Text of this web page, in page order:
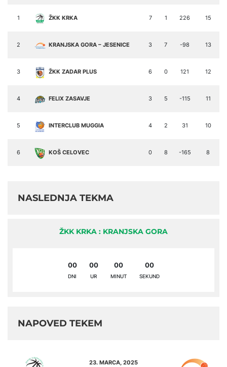
1 ŽKK KRKA 7 1 226 15
2 KRANJSKA GORA – JESENICE 3 7 -98 13
3 ŽKK ZADAR PLUS 6 0 121 12
4 FELIX ZASAVJE 3 5 -115 11
5 INTERCLUB MUGGIA 4 2 31 10
6 KOŠ CELOVEC 0 8 -165 8
NASLEDNJA TEKMA
ŽKK KRKA : KRANJSKA GORA
00
DNI
00
UR
00
MINUT
00
SEKUND
NAPOVED TEKEM
23. MARCA, 2025